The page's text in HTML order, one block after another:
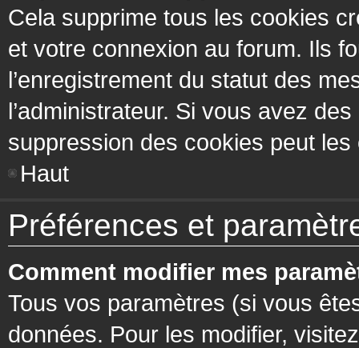
Cela supprime tous les cookies
et votre connexion au forum. Ils
l’enregistrement du statut des
l’administrateur. Si vous avez
suppression des cookies peut les
Haut
Préférences et
Comment modifier mes
Tous vos paramètres (si vous
données. Pour les modifier,